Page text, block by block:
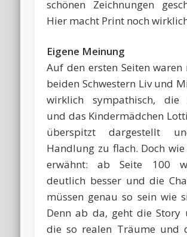
schönen Zeichnungen
Hier macht Print noch
Eigene Meinung
Auf den ersten Seiten
beiden Schwestern Liv und
wirklich sympathisch, die
und das Kindermädchen
überspitzt dargestellt
Handlung zu flach. Doch
erwähnt: ab Seite 100
deutlich besser und die
müssen genau so sein wie
Denn ab da, geht die Story
die so realen Träume und